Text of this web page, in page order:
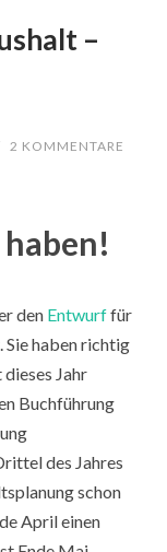
–
2 KOMMENTARE
den Entwurffür
Sie haben richtig
Jahr
Buchführung
des Jahres
schon
April einen